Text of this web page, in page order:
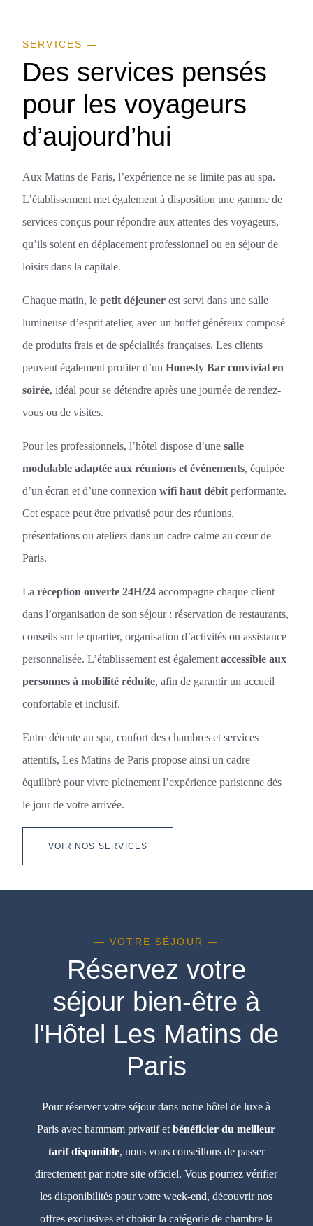
SERVICES —
Des services pensés
pour les voyageurs
d’aujourd’hui
Aux Matins de Paris, l’expérience ne se limite pas au spa.
L’établissement met également à disposition une gamme de
services conçus pour répondre aux attentes des voyageurs,
qu’ils soient en déplacement professionnel ou en séjour de
loisirs dans la capitale.
Chaque matin, le petit déjeuner est servi dans une salle
lumineuse d’esprit atelier, avec un buffet généreux composé
de produits frais et de spécialités françaises. Les clients
peuvent également profiter d’un Honesty Bar convivial en
soirée, idéal pour se détendre après une journée de rendez-
vous ou de visites.
Pour les professionnels, l’hôtel dispose d’une salle
modulable adaptée aux réunions et événements, équipée
d’un écran et d’une connexion wifi haut débit performante.
Cet espace peut être privatisé pour des réunions,
présentations ou ateliers dans un cadre calme au cœur de
Paris.
La réception ouverte 24H/24 accompagne chaque client
dans l’organisation de son séjour : réservation de restaurants,
conseils sur le quartier, organisation d’activités ou assistance
personnalisée. L’établissement est également accessible aux
personnes à mobilité réduite, afin de garantir un accueil
confortable et inclusif.
Entre détente au spa, confort des chambres et services
attentifs, Les Matins de Paris propose ainsi un cadre
équilibré pour vivre pleinement l’expérience parisienne dès
le jour de votre arrivée.
VOIR NOS SERVICES
— VOTRE SÉJOUR —
Réservez votre
séjour bien-être à
l'Hôtel Les Matins de
Paris
Pour réserver votre séjour dans notre hôtel de luxe à
Paris avec hammam privatif etbénéficier du meilleur
tarif disponible, nous vous conseillons de passer
directement par notre site officiel. Vous pourrez vérifier
les disponibilités pour votre week-end, découvrir nos
offres exclusives et choisir la catégorie de chambre la